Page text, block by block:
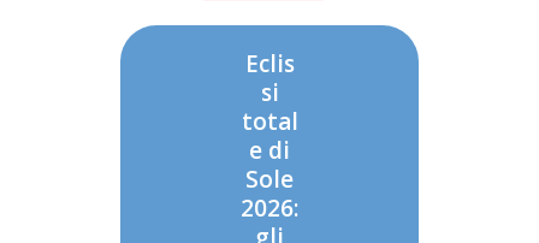
Eclis
si
total
e di
Sole
2026: